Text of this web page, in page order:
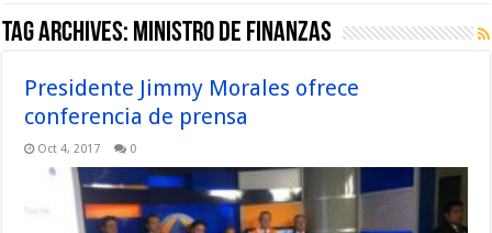
Tag Archives: Ministro de Finanzas
Presidente Jimmy Morales ofrece
conferencia de prensa
Oct 4, 2017 0